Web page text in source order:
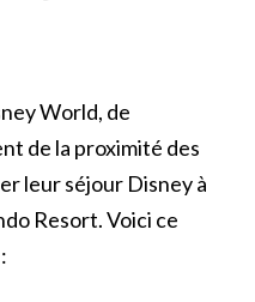
World, de
de la proximité des
leur séjour Disney à
Resort. Voici ce